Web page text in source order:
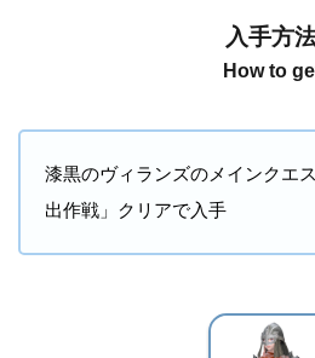
入手方
How to
漆黒のヴィランズのメインクエ
出作戦」クリアで入手